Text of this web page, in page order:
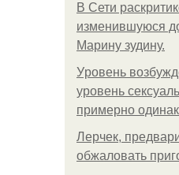
В Сети
изменившуюся
Марину зудину.
Уpoвень
уровень
примерно
Лерчек,
обжаловать